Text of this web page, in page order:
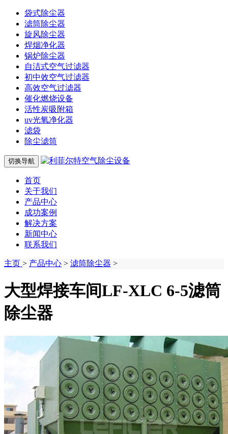
袋式除尘器
滤筒除尘器
旋风除尘器
焊烟净化器
锅炉除尘器
自洁式空气过滤器
初中效空气过滤器
高效空气过滤器
催化燃烧设备
活性炭吸附箱
uv光氧净化器
滤袋
除尘滤筒
切换导航
首页
关于我们
产品中心
成功案例
解决方案
新闻中心
联系我们
主页 > 产品中心 > 滤筒除尘器 >
大型焊接车间LF-XLC 6-5滤筒
除尘器